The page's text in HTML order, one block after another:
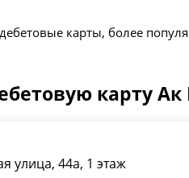
карты, более
карту
улица, 44а, 1 этаж